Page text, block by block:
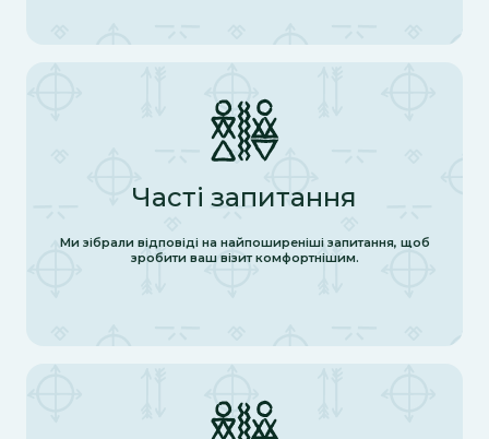
Часті запитання
Ми зібрали відповіді на найпоширеніші запитання, щоб
зробити ваш візит комфортнішим.